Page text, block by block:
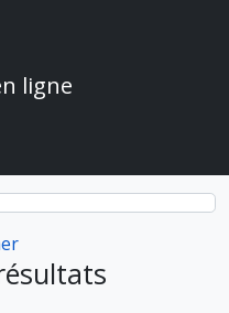
ligne